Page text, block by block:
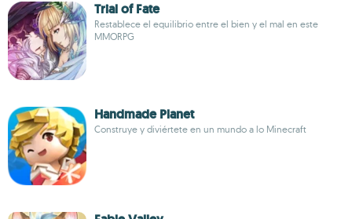
Trial of Fate
Restablece el equilibrio entre el bien y el mal en este
MMORPG
Handmade Planet
Construye y diviértete en un mundo a lo Minecraft